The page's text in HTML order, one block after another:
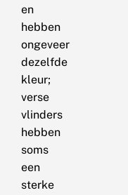
en
hebben
ongeveer
dezelfde
kleur;
verse
vlinders
hebben
soms
een
sterke